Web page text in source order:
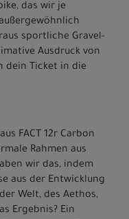
das wir je
sportliche Gravel-
Ausdruck von
dein Ticket in die
FACT 12r Carbon
Rahmen aus
wir das, indem
aus der Entwicklung
Welt, des Aethos,
Ergebnis? Ein